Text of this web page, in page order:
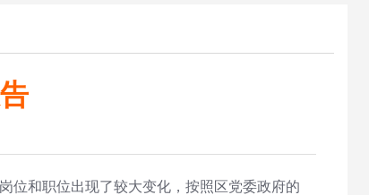
位和职位出现了较大变化，按照区党委政府的